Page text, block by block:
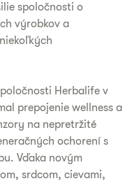
spoločnosti o
výrobkov a
Herbalife v
prepojenie wellness a
na nepretržité
ochorení s
Vďaka novým
srdcom, cievami,